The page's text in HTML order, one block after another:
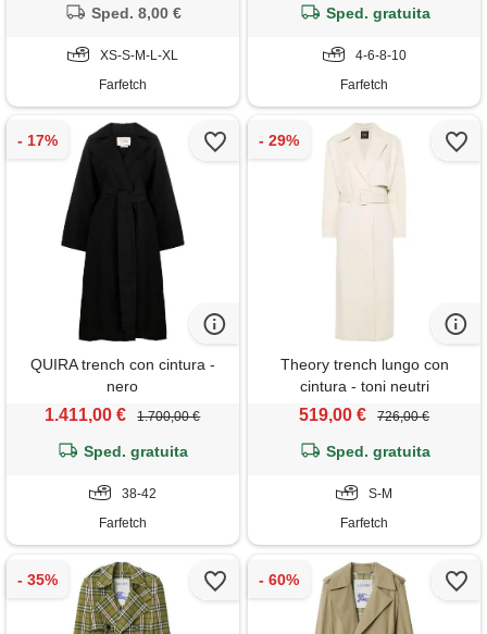
Sped. 8,00 €
XS-S-M-L-XL
Farfetch
Sped. gratuita
4-6-8-10
Farfetch
QUIRA trench con cintura -
nero
1.411,00 € 1.700,00 €
Sped. gratuita
38-42
Farfetch
Theory trench lungo con
cintura - toni neutri
519,00 € 726,00 €
Sped. gratuita
S-M
Farfetch